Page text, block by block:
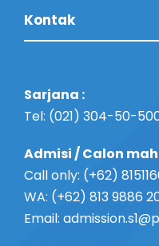
Kontak
Sarjana :
Tel: (021) 304-50-
Admisi / Calon
Call only: (+62)
WA: (+62) 813 9886
Email: